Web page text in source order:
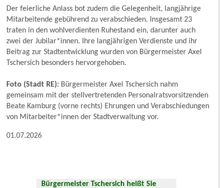
Der feierliche Anlass bot zudem die Gelegenheit, langjährige
Mitarbeitende gebührend zu verabschieden. Insgesamt 23
traten in den wohlverdienten Ruhestand ein, darunter auch
zwei der Jubilar*innen. Ihre langjährigen Verdienste und ihr
Beitrag zur Stadtentwicklung wurden von Bürgermeister Axel
Tschersich besonders hervorgehoben.
Foto (Stadt RE): Bürgermeister Axel Tschersich nahm
gemeinsam mit der stellvertretenden Personalratsvorsitzenden
Beate Kamburg (vorne rechts) Ehrungen und Verabschiedungen
von Mitarbeiter*innen der Stadtverwaltung vor.
01.07.2026
Bürgermeister Tschersich heißt Sie